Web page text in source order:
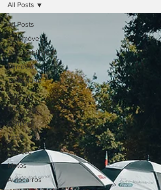
All Posts
Automóveis
Automobilismo
Ferrovia
Transporte
Turismo
Clássicos
Camiões
Lazer
Aviação
Motos
Autocarros
All Posts